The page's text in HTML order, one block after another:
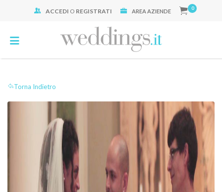
ACCEDI O REGISTRATI AREA AZIENDE 0
Torna Indietro